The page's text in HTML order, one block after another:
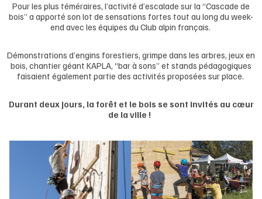
Pour les plus téméraires, l’activité d’escalade sur la “Cascade de
bois” a apporté son lot de sensations fortes tout au long du week-
end avec les équipes du Club alpin français.
Démonstrations d’engins forestiers, grimpe dans les arbres, jeux en
bois, chantier géant KAPLA, “bar à sons” et stands pédagogiques
faisaient également partie des activités proposées sur place.
Durant deux jours, la forêt et le bois se sont invités au cœur
de la ville !